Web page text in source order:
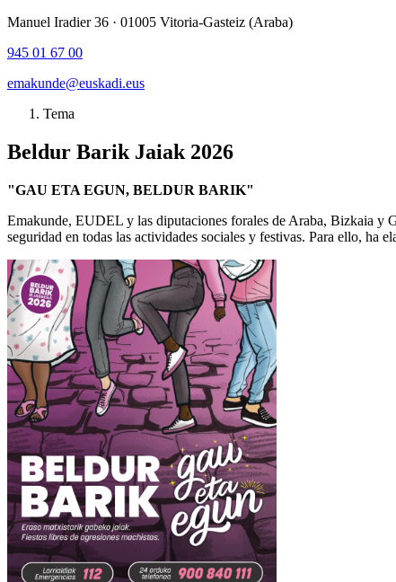
Manuel Iradier 36 · 01005 Vitoria-Gasteiz (Araba)
945 01 67 00
emakunde@euskadi.eus
Tema
Beldur Barik Jaiak 2026
"GAU ETA EGUN, BELDUR BARIK"
Emakunde, EUDEL y las diputaciones forales de Araba, Bizkaia y
seguridad en todas las actividades sociales y festivas. Para ello, ha